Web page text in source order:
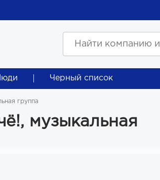
Черный список
группа
музыкальная